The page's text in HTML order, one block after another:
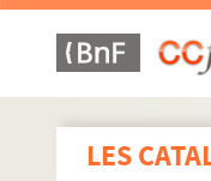
LES
La
Théâtre
Théâtre
Théâtre
Théâtre